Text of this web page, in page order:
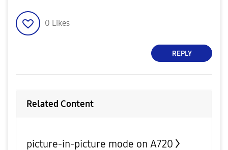
0 Likes
REPLY
Related Content
picture-in-picture mode on A720